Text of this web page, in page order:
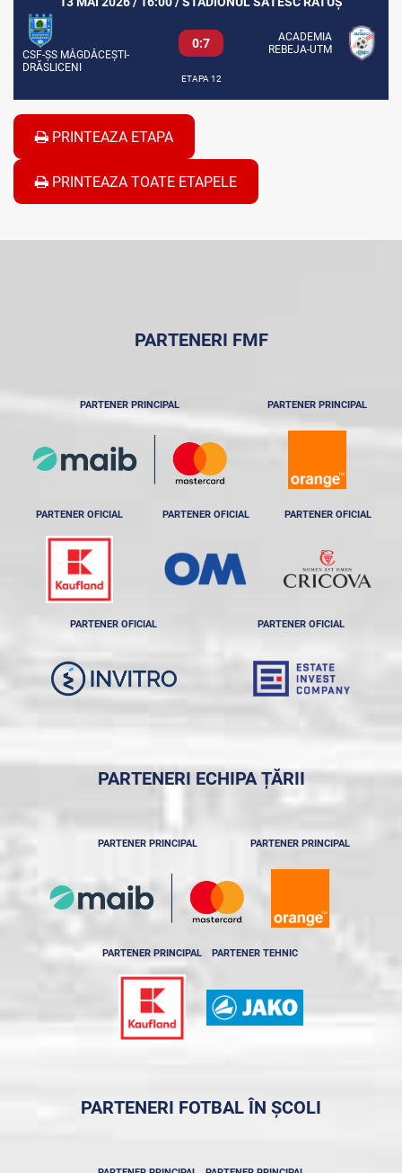
CSF-ȘS MĂGDĂCEȘTI-
DRĂSLICENI
0:7
ACADEMIA
REBEJA-UTM
ETAPA 12
PRINTEAZA ETAPA
PRINTEAZA TOATE ETAPELE
PARTENERI FMF
PARTENER PRINCIPAL PARTENER PRINCIPAL
PARTENER OFICIAL PARTENER OFICIAL PARTENER OFICIAL
PARTENER OFICIAL PARTENER OFICIAL
PARTENERI ECHIPA ȚĂRII
PARTENER PRINCIPAL PARTENER PRINCIPAL
PARTENER PRINCIPAL PARTENER TEHNIC
PARTENERI FOTBAL ÎN ȘCOLI